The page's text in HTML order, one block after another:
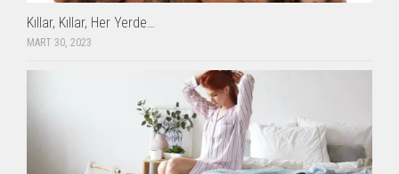
Kıllar, Kıllar, Her Yerde…
MART 30, 2023